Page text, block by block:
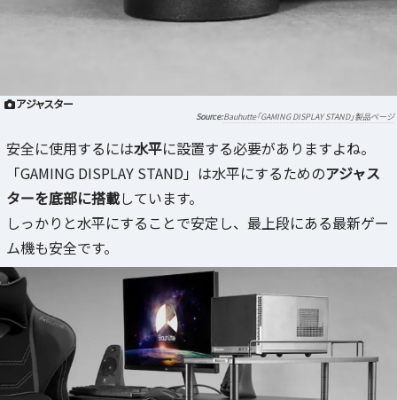
アジャスター
Bauhutte「GAMING DISPLAY STAND」製品ページ
安全に使用するには水平に設置する必要がありますよね。
「GAMING DISPLAY STAND」は水平にするためのアジャス
ターを底部に搭載しています。
しっかりと水平にすることで安定し、最上段にある最新ゲー
ム機も安全です。